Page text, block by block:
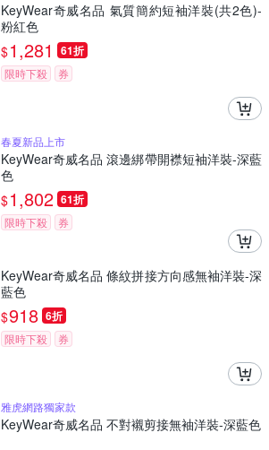
KeyWear奇威名品 氣質簡約短袖洋裝(共2色)-
粉紅色
$1,281 61折
限時下殺 券
春夏新品上市
KeyWear奇威名品 滾邊綁帶開襟短袖洋裝-深藍
色
$1,802 61折
限時下殺 券
KeyWear奇威名品 條紋拼接方向感無袖洋裝-深
藍色
$918 6折
限時下殺 券
雅虎網路獨家款
KeyWear奇威名品 不對襯剪接無袖洋裝-深藍色